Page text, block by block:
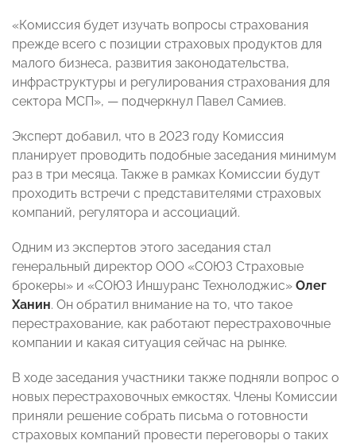
«Комиссия будет изучать вопросы страхования
прежде всего с позиции страховых продуктов для
малого бизнеса, развития законодательства,
инфраструктуры и регулирования страхования для
сектора МСП», — подчеркнул Павел Самиев.
Эксперт добавил, что в 2023 году Комиссия
планирует проводить подобные заседания минимум
раз в три месяца. Также в рамках Комиссии будут
проходить встречи с представителями страховых
компаний, регулятора и ассоциаций.
Одним из экспертов этого заседания стал
генеральный директор ООО «СОЮЗ Страховые
брокеры» и «СОЮЗ Иншуранс Технолоджис» Олег
Ханин. Он обратил внимание на то, что такое
перестрахование, как работают перестраховочные
компании и какая ситуация сейчас на рынке.
В ходе заседания участники также подняли вопрос о
новых перестраховочных емкостях. Члены Комиссии
приняли решение собрать письма о готовности
страховых компаний провести переговоры о таких